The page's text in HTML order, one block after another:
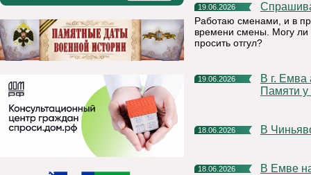
19.06.2026
Работаю сменами, и в
времени смены. Могу ли
просить отгул?
19.06.2026
В г. Емва акция «Минута молчания» пройдет в 12.15 в сквере
Памяти у
18.06.2026 В
18.06.2026 В Емве